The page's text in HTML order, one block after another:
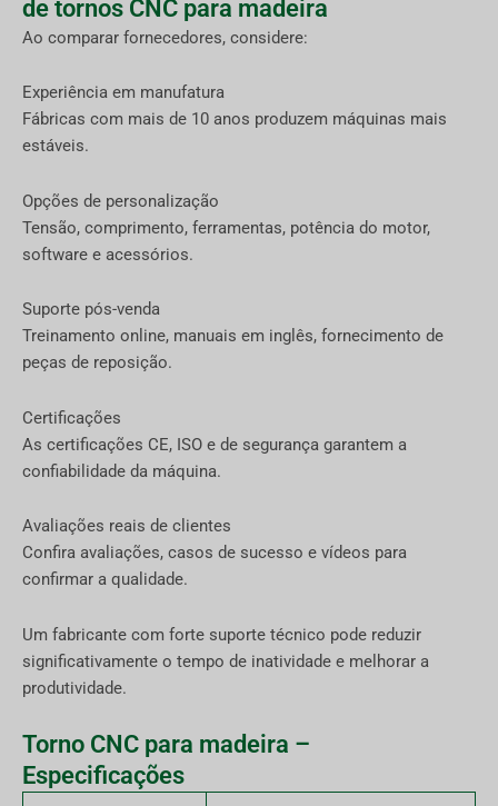
de tornos CNC para madeira
Ao comparar fornecedores, considere:
Experiência em manufatura
Fábricas com mais de 10 anos produzem máquinas mais
estáveis.
Opções de personalização
Tensão, comprimento, ferramentas, potência do motor,
software e acessórios.
Suporte pós-venda
Treinamento online, manuais em inglês, fornecimento de
peças de reposição.
Certificações
As certificações CE, ISO e de segurança garantem a
confiabilidade da máquina.
Avaliações reais de clientes
Confira avaliações, casos de sucesso e vídeos para
confirmar a qualidade.
Um fabricante com forte suporte técnico pode reduzir
significativamente o tempo de inatividade e melhorar a
produtividade.
Torno CNC para madeira –
Especificações